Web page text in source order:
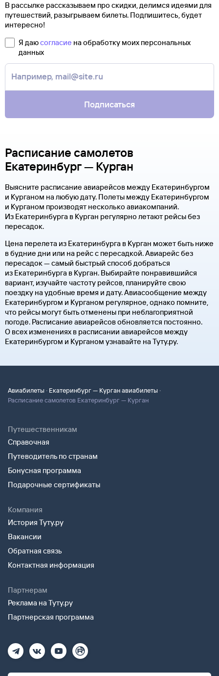
В рассылке рассказываем про скидки, делимся идеями для
путешествий, разыгрываем билеты. Подпишитесь, будет
интересно!
Я даюсогласие на обработку моих персональных
данных
Подписаться
Расписание самолетов
Екатеринбург — Курган
Выясните расписание авиарейсов между Екатеринбургом
и Курганом на любую дату. Полеты между Екатеринбургом
и Курганом производят несколько авиакомпаний.
Из Екатеринбурга в Курган регулярно летают рейсы без
пересадок.
Цена перелета из Екатеринбурга в Курган может быть ниже
в будние дни или на рейс с пересадкой. Авиарейс без
пересадок — самый быстрый способ добраться
из Екатеринбурга в Курган. Выбирайте понравившийся
вариант, изучайте частоту рейсов, планируйте свою
поездку на удобные время и дату. Авиасообщение между
Екатеринбургом и Курганом регулярное, однако помните,
что рейсы могут быть отменены при неблагоприятной
погоде. Расписание авиарейсов обновляется постоянно.
О всех изменениях в расписании авиарейсов между
Екатеринбургом и Курганом узнавайте на Туту.ру.
Авиабилеты · Екатеринбург — Курган авиабилеты ·
Расписание самолетов Екатеринбург — Курган
Путешественникам
Справочная
Путеводитель по странам
Бонусная программа
Подарочные сертификаты
Компания
История Туту.ру
Вакансии
Обратная связь
Контактная информация
Партнерам
Реклама на Туту.ру
Партнерская программа